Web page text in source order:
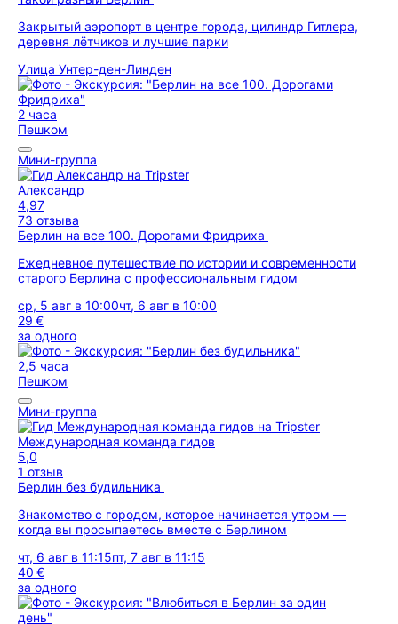
Закрытый аэропорт в центре города, цилиндр Гитлера,
деревня лётчиков и лучшие парки
Улица Унтер-ден-Линден
2 часа
Пешком
Мини-группа
Александр
4,97
73 отзыва
Берлин на все 100. Дорогами Фридриха
Ежедневное путешествие по истории и современности
старого Берлина с профессиональным гидом
ср, 5 авг в 10:00чт, 6 авг в 10:00
29 €
за одного
2,5 часа
Пешком
Мини-группа
Международная команда гидов
5,0
1 отзыв
Берлин без будильника
Знакомство с городом, которое начинается утром —
когда вы просыпаетесь вместе с Берлином
чт, 6 авг в 11:15пт, 7 авг в 11:15
40 €
за одного